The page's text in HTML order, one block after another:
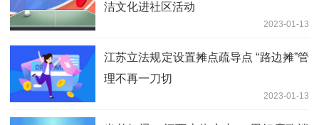
洁文化进社区活动
2023-01-13
江苏立法规定设置摊点疏导点 “路边摊”管
理不再一刀切
2023-01-13